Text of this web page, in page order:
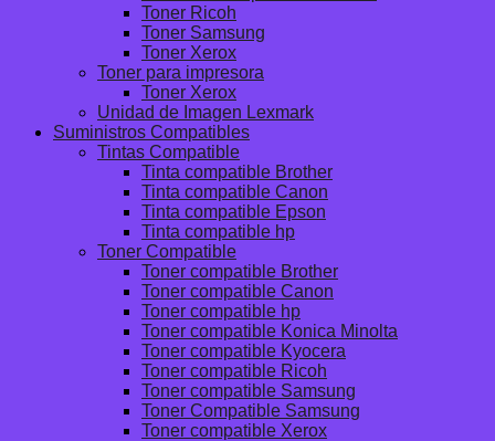
Toner Ricoh
Toner Samsung
Toner Xerox
Toner para impresora
Toner Xerox
Unidad de Imagen Lexmark
Suministros Compatibles
Tintas Compatible
Tinta compatible Brother
Tinta compatible Canon
Tinta compatible Epson
Tinta compatible hp
Toner Compatible
Toner compatible Brother
Toner compatible Canon
Toner compatible hp
Toner compatible Konica Minolta
Toner compatible Kyocera
Toner compatible Ricoh
Toner compatible Samsung
Toner Compatible Samsung
Toner compatible Xerox